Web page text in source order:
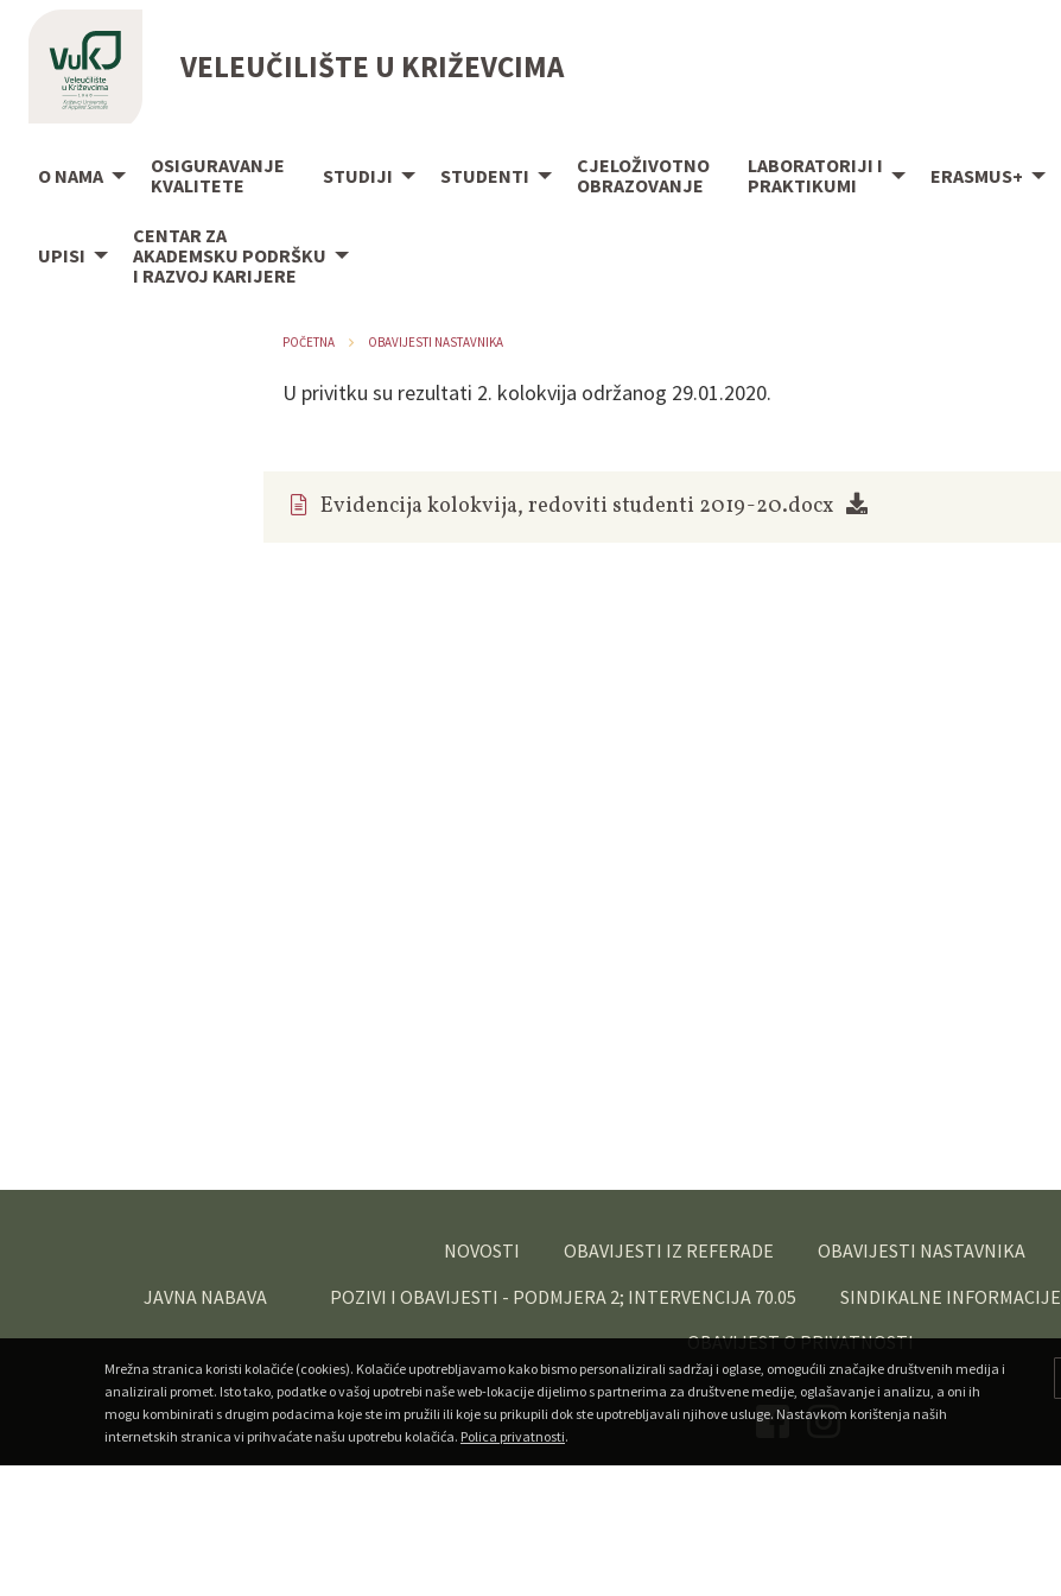
VELEUČILIŠTE U KRIŽEVCIMA
O NAMA
OSIGURAVANJE
KVALITETE
STUDIJI STUDENTI
CJELOŽIVOTNO
OBRAZOVANJE
LABORATORIJI I
PRAKTIKUMI
ERASMUS+
UPISI
CENTAR ZA
AKADEMSKU PODRŠKU
I RAZVOJ KARIJERE
POČETNA OBAVIJESTI NASTAVNIKA
U privitku su rezultati 2. kolokvija održanog 29.01.2020.
Evidencija kolokvija, redoviti studenti 2019-20.docx
NOVOSTI OBAVIJESTI IZ REFERADE OBAVIJESTI NASTAVNIKA
JAVNA NABAVA
POZIVI I OBAVIJESTI - PODMJERA 2; INTERVENCIJA 70.05 SINDIKALNE INFORMACIJE
OBAVIJEST O PRIVATNOSTI
Mrežna stranica koristi kolačiće (cookies). Kolačiće upotrebljavamo kako bismo personalizirali sadržaj i oglase, omogućili značajke društvenih medija i
analizirali promet. Isto tako, podatke o vašoj upotrebi naše web-lokacije dijelimo s partnerima za društvene medije, oglašavanje i analizu, a oni ih
mogu kombinirati s drugim podacima koje ste im pružili ili koje su prikupili dok ste upotrebljavali njihove usluge. Nastavkom korištenja naših
internetskih stranica vi prihvaćate našu upotrebu kolačića. Polica privatnosti.